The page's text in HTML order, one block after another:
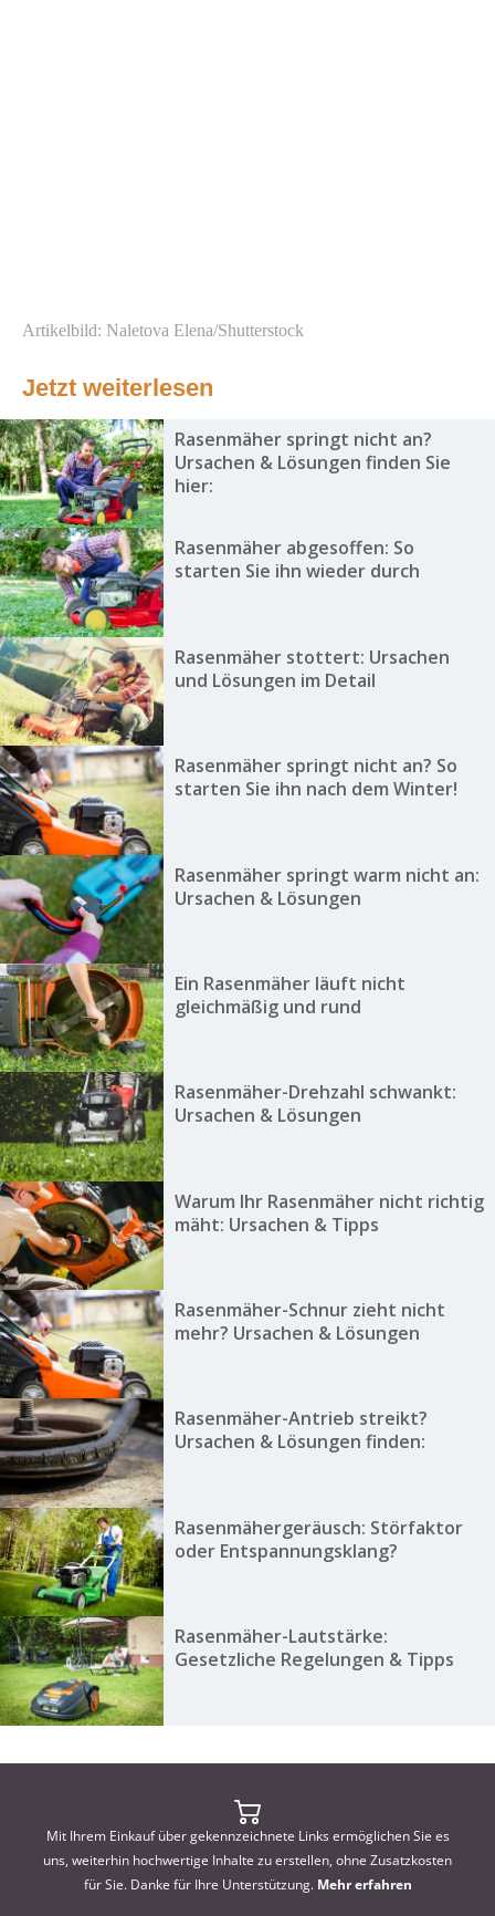
Artikelbild: Naletova Elena/Shutterstock
Jetzt weiterlesen
Rasenmäher springt nicht an?
Ursachen & Lösungen finden Sie
hier:
Rasenmäher abgesoffen: So
starten Sie ihn wieder durch
Rasenmäher stottert: Ursachen
und Lösungen im Detail
Rasenmäher springt nicht an? So
starten Sie ihn nach dem Winter!
Rasenmäher springt warm nicht an:
Ursachen & Lösungen
Ein Rasenmäher läuft nicht
gleichmäßig und rund
Rasenmäher-Drehzahl schwankt:
Ursachen & Lösungen
Warum Ihr Rasenmäher nicht richtig
mäht: Ursachen & Tipps
Rasenmäher-Schnur zieht nicht
mehr? Ursachen & Lösungen
Rasenmäher-Antrieb streikt?
Ursachen & Lösungen finden:
Rasenmähergeräusch: Störfaktor
oder Entspannungsklang?
Rasenmäher-Lautstärke:
Gesetzliche Regelungen & Tipps
Mit Ihrem Einkauf über gekennzeichnete Links ermöglichen Sie es
uns, weiterhin hochwertige Inhalte zu erstellen, ohne Zusatzkosten
für Sie. Danke für Ihre Unterstützung. Mehr erfahren